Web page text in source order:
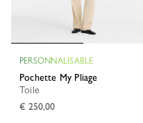
PERSONNALISABLE
Pochette My Pliage
Toile
€ 250,00